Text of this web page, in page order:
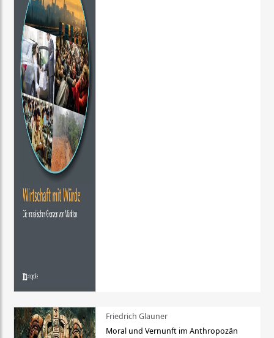
Friedrich Glauner
Moral und Vernunft im Anthropozän